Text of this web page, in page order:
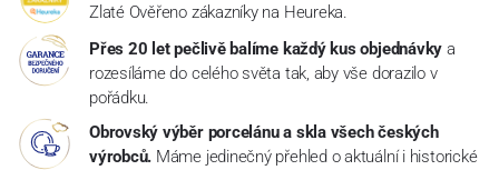
Zlaté Ověřeno zákazníky na Heureka.
Přes 20 let pečlivě balíme každý kus objednávky a
rozesíláme do celého světa tak, aby vše dorazilo v
pořádku.
Obrovský výběr porcelánu a skla všech českých
výrobců. Máme jedinečný přehled o aktuální i historické